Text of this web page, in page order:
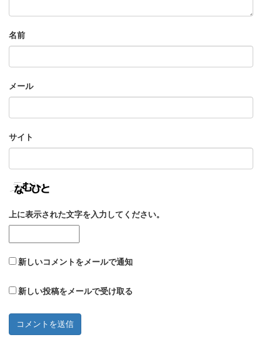
名前
メール
サイト
上に表示された文字を入力してください。
新しいコメントをメールで通知
新しい投稿をメールで受け取る